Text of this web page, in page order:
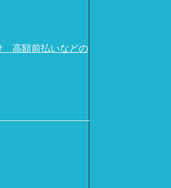
高額前払いなどの